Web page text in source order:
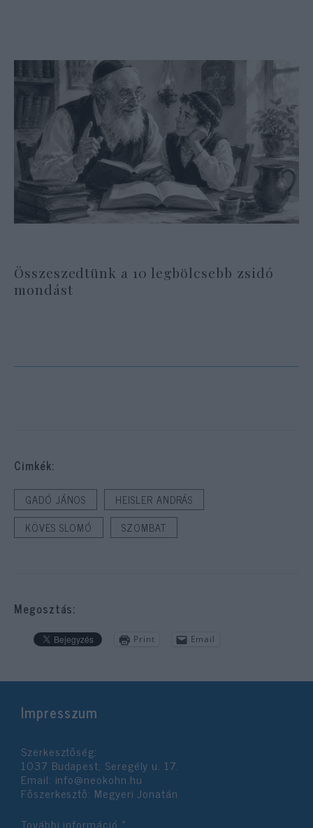
Összeszedtünk a 10 legbölcsebb zsidó
mondást
Cimkék:
GADÓ JÁNOS
HEISLER ANDRÁS
KÖVES SLOMÓ
SZOMBAT
Megosztás:
Print Email
Impresszum
Szerkesztőség:
1037 Budapest, Seregély u. 17.
Email: info@neokohn.hu
Főszerkesztő: Megyeri Jonatán
További információ »